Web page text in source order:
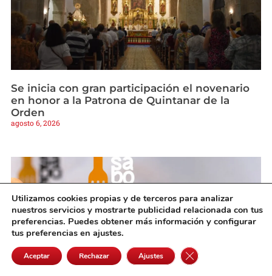
Se inicia con gran participación el novenario
en honor a la Patrona de Quintanar de la
Orden
agosto 6, 2026
Utilizamos cookies propias y de terceros para analizar
nuestros servicios y mostrarte publicidad relacionada con tus
preferencias. Puedes obtener más información y configurar
tus preferencias en ajustes.
Aceptar Rechazar Ajustes Cerrar el banner de